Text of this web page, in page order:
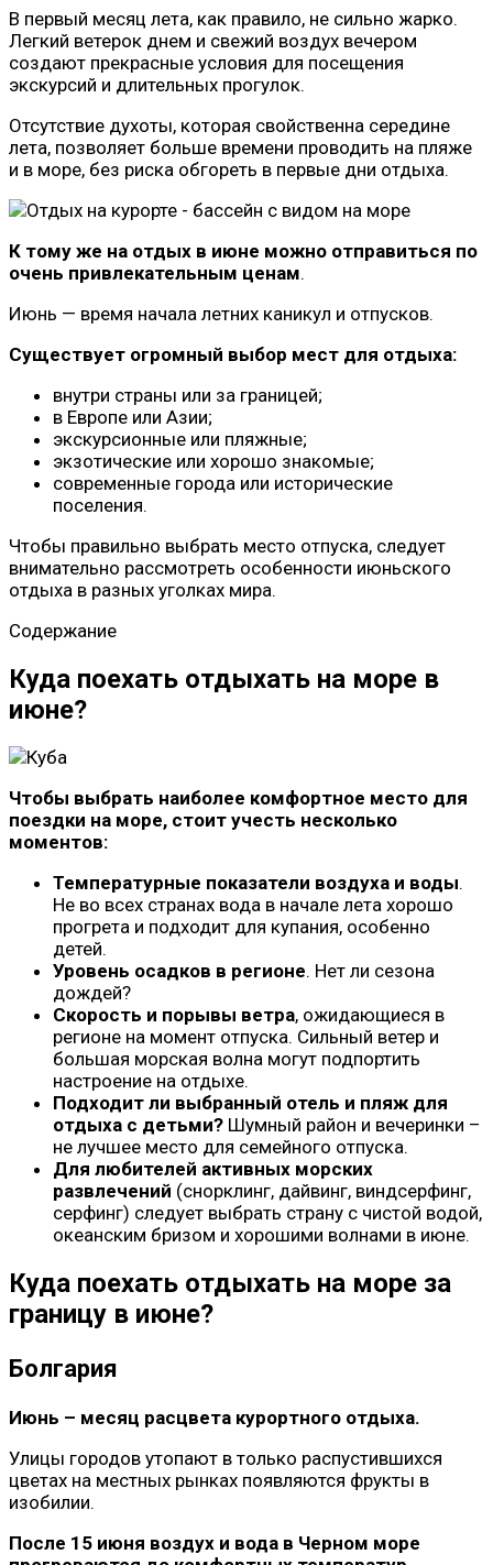
В первый месяц лета, как правило, не сильно жарко.
Легкий ветерок днем и свежий воздух вечером
создают прекрасные условия для посещения
экскурсий и длительных прогулок.
Отсутствие духоты, которая свойственна середине
лета, позволяет больше времени проводить на пляже
и в море, без риска обгореть в первые дни отдыха.
К тому же на отдых в июне можно отправиться по
очень привлекательным ценам.
Июнь — время начала летних каникул и отпусков.
Существует огромный выбор мест для отдыха:
внутри страны или за границей;
в Европе или Азии;
экскурсионные или пляжные;
экзотические или хорошо знакомые;
современные города или исторические
поселения.
Чтобы правильно выбрать место отпуска, следует
внимательно рассмотреть особенности июньского
отдыха в разных уголках мира.
Содержание
Куда поехать отдыхать на море в
июне?
Чтобы выбрать наиболее комфортное место для
поездки на море, стоит учесть несколько
моментов:
Температурные показатели воздуха и воды.
Не во всех странах вода в начале лета хорошо
прогрета и подходит для купания, особенно
детей.
Уровень осадков в регионе. Нет ли сезона
дождей?
Скорость и порывы ветра, ожидающиеся в
регионе на момент отпуска. Сильный ветер и
большая морская волна могут подпортить
настроение на отдыхе.
Подходит ли выбранный отель и пляж для
отдыха с детьми? Шумный район и вечеринки –
не лучшее место для семейного отпуска.
Для любителей активных морских
развлечений (снорклинг, дайвинг, виндсерфинг,
серфинг) следует выбрать страну с чистой водой,
океанским бризом и хорошими волнами в июне.
Куда поехать отдыхать на море за
границу в июне?
Болгария
Июнь – месяц расцвета курортного отдыха.
Улицы городов утопают в только распустившихся
цветах на местных рынках появляются фрукты в
изобилии.
После 15 июня воздух и вода в Черном море